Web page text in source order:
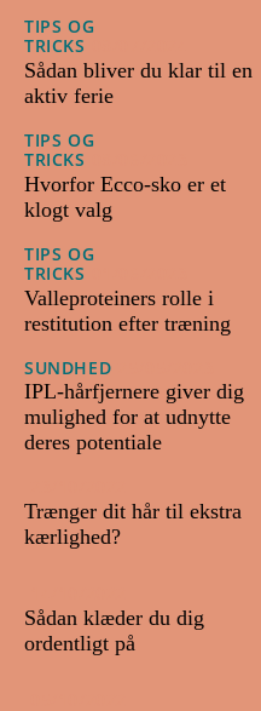
TIPS OG
TRICKS
Sådan bliver du klar til en
aktiv ferie
TIPS OG
TRICKS
Hvorfor Ecco-sko er et
klogt valg
TIPS OG
TRICKS
Valleproteiners rolle i
restitution efter træning
SUNDHED
IPL-hårfjernere giver dig
mulighed for at udnytte
deres potentiale
Trænger dit hår til ekstra
kærlighed?
Sådan klæder du dig
ordentligt på